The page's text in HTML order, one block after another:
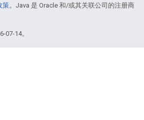
策。Java 是 Oracle 和/或其关联公司的注册商
07-14。